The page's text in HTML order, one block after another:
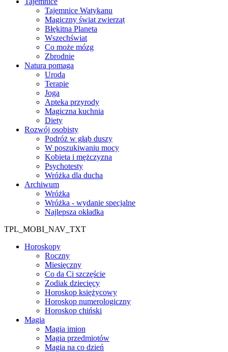
Tajemnice Watykanu
Magiczny świat zwierząt
Błękitna Planeta
Wszechświat
Co może mózg
Zbrodnie
Natura pomaga
Uroda
Terapie
Joga
Apteka przyrody
Magiczna kuchnia
Diety
Rozwój osobisty
Podróż w głąb duszy
W poszukiwaniu mocy
Kobieta i mężczyzna
Psychotesty
Wróżka dla ducha
Archiwum
Wróżka
Wróżka - wydanie specjalne
Najlepsza okładka
TPL_MOBI_NAV_TXT
Horoskopy
Roczny
Miesięczny
Co da Ci szczęście
Zodiak dziecięcy
Horoskop księżycowy
Horoskop numerologiczny
Horoskop chiński
Magia
Magia imion
Magia przedmiotów
Magia na co dzień